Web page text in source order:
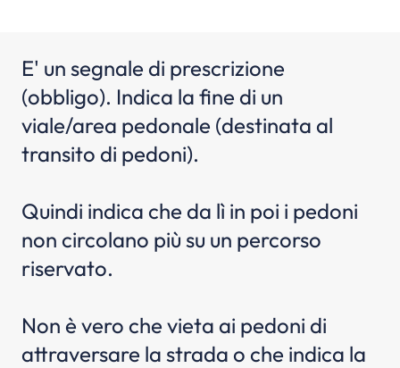
E' un segnale di prescrizione
(obbligo). Indica la fine di un
viale/area pedonale (destinata al
transito di pedoni).
Quindi indica che da lì in poi i pedoni
non circolano più su un percorso
riservato.
Non è vero che vieta ai pedoni di
attraversare la strada o che indica la